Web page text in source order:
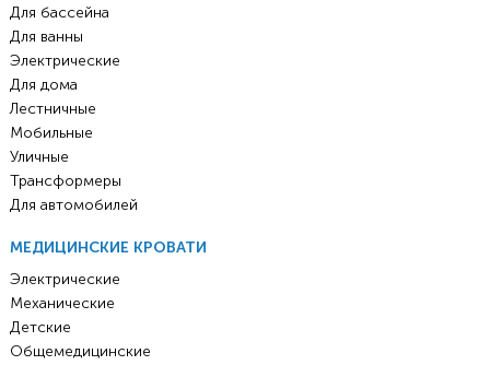
Для бассейна
Для ванны
Электрические
Для дома
Лестничные
Мобильные
Уличные
Трансформеры
Для автомобилей
МЕДИЦИНСКИЕ КРОВАТИ
Электрические
Механические
Детские
Общемедицинские